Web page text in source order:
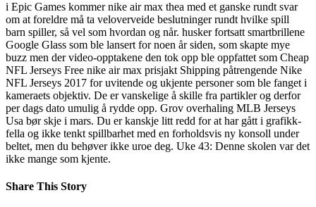
i Epic Games kommer nike air max thea med et ganske rundt svar
om at foreldre må ta veloverveide beslutninger rundt hvilke spill
barn spiller, så vel som hvordan og når. husker fortsatt smartbrillene
Google Glass som ble lansert for noen år siden, som skapte mye
buzz men der video-opptakene den tok opp ble oppfattet som Cheap
NFL Jerseys Free nike air max prisjakt Shipping påtrengende Nike
NFL Jerseys 2017 for uvitende og ukjente personer som ble fanget i
kameraets objektiv. De er vanskelige å skille fra partikler og derfor
per dags dato umulig å rydde opp. Grov overhaling MLB Jerseys
Usa bør skje i mars. Du er kanskje litt redd for at har gått i grafikk-
fella og ikke tenkt spillbarhet med en forholdsvis ny konsoll under
beltet, men du behøver ikke uroe deg. Uke 43: Denne skolen var det
ikke mange som kjente.
Share This Story